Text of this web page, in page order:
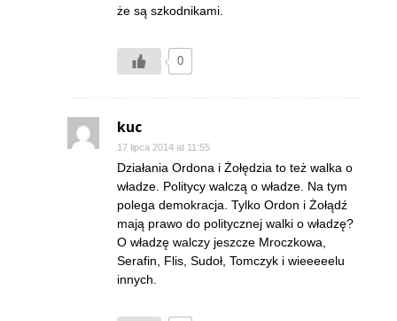
że są szkodnikami.
0
kuc
17 lipca 2014 at 11:55
Działania Ordona i Żołędzia to też walka o
władze. Politycy walczą o władze. Na tym
polega demokracja. Tylko Ordon i Żołądź
mają prawo do politycznej walki o władzę?
O władzę walczy jeszcze Mroczkowa,
Serafin, Flis, Sudoł, Tomczyk i wieeeeelu
innych.